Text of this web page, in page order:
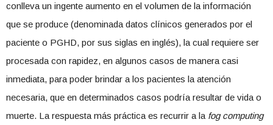
conlleva un ingente aumento en el volumen de la información
que se produce (denominada datos clínicos generados por el
paciente o PGHD, por sus siglas en inglés), la cual requiere ser
procesada con rapidez, en algunos casos de manera casi
inmediata, para poder brindar a los pacientes la atención
necesaria, que en determinados casos podría resultar de vida o
muerte. La respuesta más práctica es recurrir a la fog computing